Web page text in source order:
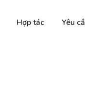
Hợp tác Yêu